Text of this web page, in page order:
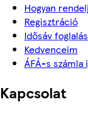
Hogyan
Regisztráció
Idősáv
Kedvenceim
ÁFÁ-s számla
Kapcsolat